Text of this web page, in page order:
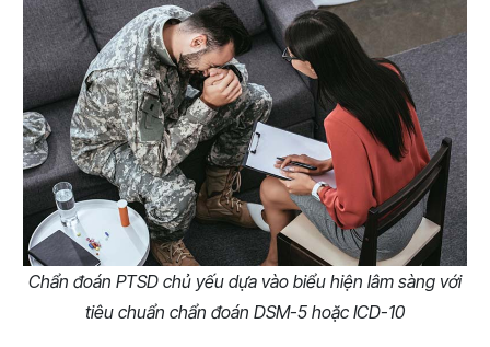
Chẩn đoán PTSD chủ yếu dựa vào biểu hiện lâm sàng với
tiêu chuẩn chẩn đoán DSM-5 hoặc ICD-10